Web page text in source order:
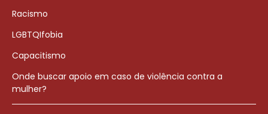
Racismo
LGBTQIfobia
Capacitismo
Onde buscar apoio em caso de violência contra a
mulher?